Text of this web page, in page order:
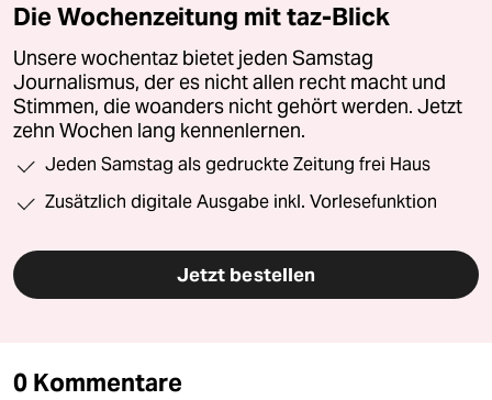
Die Wochenzeitung mit taz-Blick
Unsere wochentaz bietet jeden Samstag
Journalismus, der es nicht allen recht macht und
Stimmen, die woanders nicht gehört werden. Jetzt
zehn Wochen lang kennenlernen.
Jeden Samstag als gedruckte Zeitung frei Haus
Zusätzlich digitale Ausgabe inkl. Vorlesefunktion
Jetzt bestellen
0 Kommentare